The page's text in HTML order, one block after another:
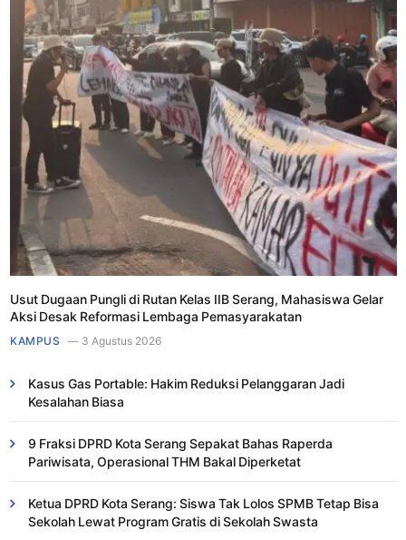
Usut Dugaan Pungli di Rutan Kelas IIB Serang, Mahasiswa Gelar
Aksi Desak Reformasi Lembaga Pemasyarakatan
KAMPUS 3 Agustus 2026
Kasus Gas Portable: Hakim Reduksi Pelanggaran Jadi
Kesalahan Biasa ​
9 Fraksi DPRD Kota Serang Sepakat Bahas Raperda
Pariwisata, Operasional THM Bakal Diperketat
Ketua DPRD Kota Serang: Siswa Tak Lolos SPMB Tetap Bisa
Sekolah Lewat Program Gratis di Sekolah Swasta